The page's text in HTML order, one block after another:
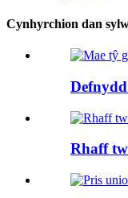
Cynhyrchion dan
Rhaff